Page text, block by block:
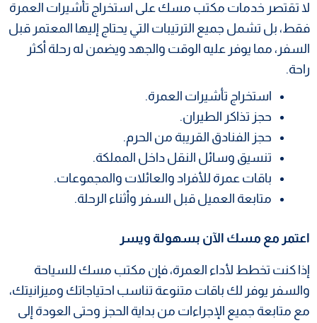
لا تقتصر خدمات مكتب مسك على استخراج تأشيرات العمرة
فقط، بل تشمل جميع الترتيبات التي يحتاج إليها المعتمر قبل
السفر، مما يوفر عليه الوقت والجهد ويضمن له رحلة أكثر
راحة.
استخراج تأشيرات العمرة.
حجز تذاكر الطيران.
حجز الفنادق القريبة من الحرم.
تنسيق وسائل النقل داخل المملكة.
باقات عمرة للأفراد والعائلات والمجموعات.
متابعة العميل قبل السفر وأثناء الرحلة.
اعتمر مع مسك الآن بسهولة ويسر
إذا كنت تخطط لأداء العمرة، فإن مكتب مسك للسياحة
والسفر يوفر لك باقات متنوعة تناسب احتياجاتك وميزانيتك،
مع متابعة جميع الإجراءات من بداية الحجز وحتى العودة إلى